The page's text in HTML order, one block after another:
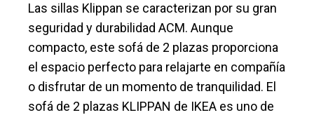
Las sillas Klippan se caracterizan por su gran
seguridad y durabilidad ACM. Aunque
compacto, este sofá de 2 plazas proporciona
el espacio perfecto para relajarte en compañía
o disfrutar de un momento de tranquilidad. El
sofá de 2 plazas KLIPPAN de IKEA es uno de